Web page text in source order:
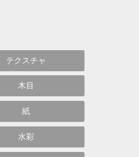
テクスチャ
木目
紙
水彩